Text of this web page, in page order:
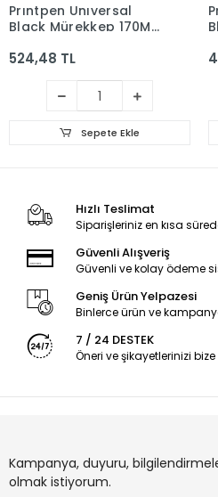
Prıntpen Unıversal
Black Mürekkep 170ML
524,48 TL
Sepete Ekle
Hızlı Teslimat
Siparişleriniz en kısa
Güvenli Alışveriş
Güvenli ve kolay ödeme
Geniş Ürün Yelpazesi
Binlerce ürün ve
7 / 24 DESTEK
Öneri ve şikayetlerinizi
Kampanya, duyuru,
olmak istiyorum.